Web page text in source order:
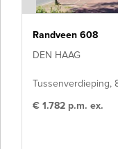
Randveen 608
DEN HAAG
Tussenverdieping,
€ 1.782 p.m. ex.